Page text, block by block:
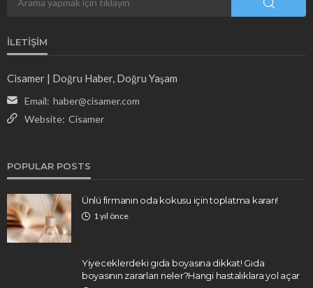
İLETIŞIM
Cisamer | Doğru Haber, Doğru Yaşam
Email: haber@cisamer.com
Website: Cisamer
POPULAR POSTS
Ünlü firmanın oda kokusu için toplatma kararı!
1 yıl önce
Yiyeceklerdeki gıda boyasına dikkat! Gıda
boyasının zararları neler?Hangi hastalıklara yol açar